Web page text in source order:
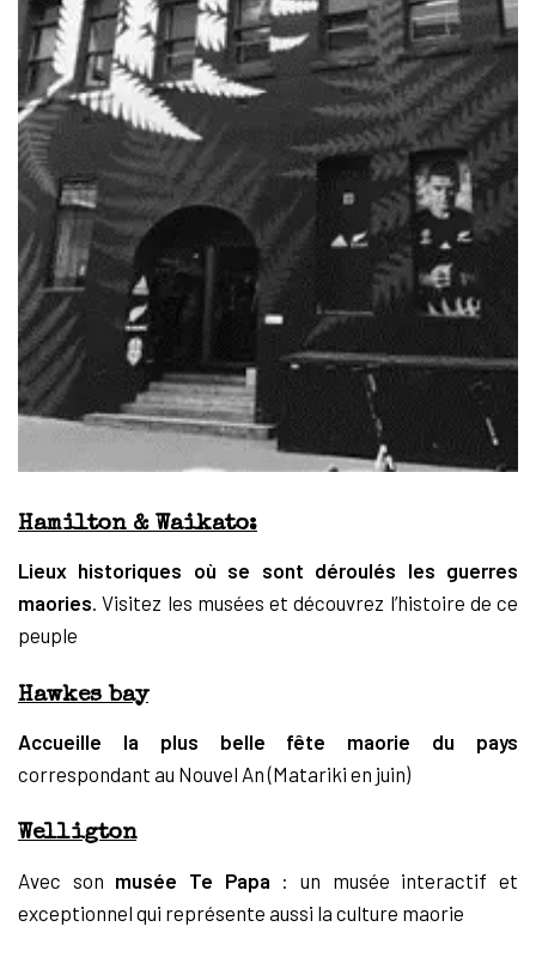
Hamilton & Waikato:
Lieux historiques où se sont déroulés les guerres
maories. Visitez les musées et découvrez l’histoire de ce
peuple
Hawkes bay
Accueille la plus belle fête maorie du pays
correspondant au Nouvel An (Matariki en juin)
Welligton
Avec son musée Te Papa : un musée interactif et
exceptionnel qui représente aussi la culture maorie